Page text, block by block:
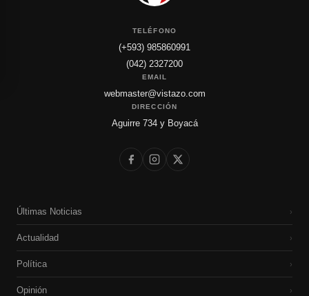
TELÉFONO
(+593) 985860991
(042) 2327200
EMAIL
webmaster@vistazo.com
DIRECCIÓN
Aguirre 734 y Boyacá
Últimas Noticias ›
Actualidad ›
Política ›
Opinión ›